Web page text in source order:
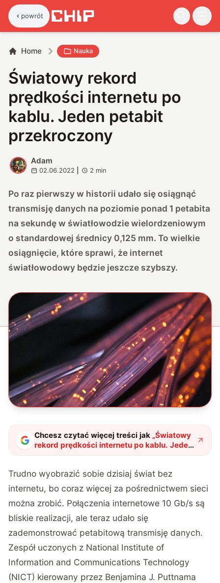
powrót
Home Nauka
Światowy rekord
prędkości internetu po
kablu. Jeden petabit
przekroczony
A
Adam
02.06.2022 2 min
Po raz pierwszy w historii udało się osiągnąć
transmisję danych na poziomie ponad 1 petabita
na sekundę w światłowodzie wielordzeniowym
o standardowej średnicy 0,125 mm. To wielkie
osiągnięcie, które sprawi, że internet
światłowodowy będzie jeszcze szybszy.
Chcesz czytać więcej treści jak „Światowy
rekord prędkości internetu po kablu. Jeden
petabit przekroczony"?
Trudno wyobrazić sobie dzisiaj świat bez
internetu, bo coraz więcej za pośrednictwem sieci
można zrobić. Połączenia internetowe 10 Gb/s są
bliskie realizacji, ale teraz udało się
zademonstrować petabitową transmisję danych.
Zespół uczonych z National Institute of
Information and Communications Technology
(NICT) kierowany przez Benjamina J. Puttnama